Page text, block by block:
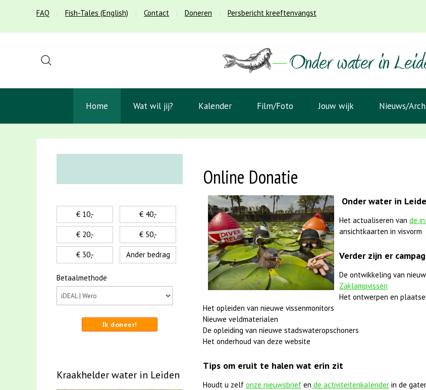
FAQ Fish-Tales (English) Contact Doneren Persbericht kreeftenvangst
Home Wat wil jij? Kalender Film/Foto Jouw wijk Nieuws/
Online Donatie
Onder water in
Het actualiseren van de
ansichtkaarten in visvorm
Verder zijn er
De ontwikkeling van
Zaklampvissen
Het ontwerpen en
Het opleiden van nieuwe vissenmonitors
Nieuwe veldmaterialen
De opleiding van nieuwe stadswateropschoners
Het onderhoud van deze website
Tips om eruit te halen wat erin zit
Houdt u zelf onze nieuwsbrief en de activiteitenkalender in de
€ 10,-
€ 20,-
€ 30,-
€ 40,-
€ 50,-
Ander bedrag
Betaalmethode
Ik doneer!
Kraakhelder water in Leiden